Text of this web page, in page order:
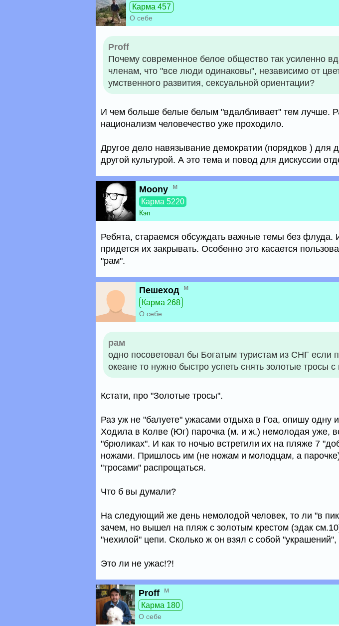
Карма 457
О себе
Proff
Почему современное белое общество так усиленно
членам, что "все люди одинаковы", независимо от
умственного развития, сексуальной ориентации?
И чем больше белые белым "вдалбливает" тем лучше.
национализм человечество уже проходило.
Другое дело навязывание демократии (порядков ) для
другой культурой. А это тема и повод для дискуссии
Moony м
Карма 5220
Кэп
Ребята, стараемся обсуждать важные темы без флуда.
придется их закрывать. Особенно это касается
"рам".
Пешеход м
Карма 268
О себе
рам
одно посоветовал бы Богатым туристам из СНГ если
океане то нужно быстро успеть снять золотые тросы
Кстати, про "Золотые тросы".
Раз уж не "балуете" ужасами отдыха в Гоа, опишу одну
Ходила в Колве (Юг) парочка (м. и ж.) немолодая уже,
"брюликах". И как то ночью встретили их на пляже 7
ножами. Пришлось им (не ножам и молодцам, а
"тросами" распрощаться.
Что б вы думали?
На следующий же день немолодой человек, то ли "в
зачем, но вышел на пляж с золотым крестом (эдак
"нехилой" цепи. Сколько ж он взял с собой "украшений",
Это ли не ужас!?!
Proff м
Карма 180
О себе